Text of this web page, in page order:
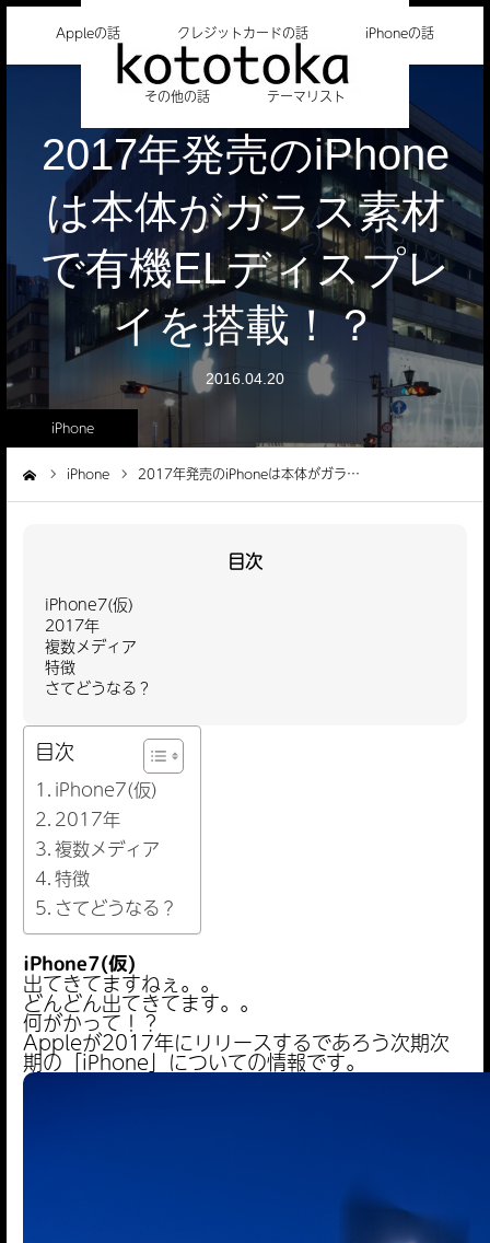
Appleの話 クレジットカードの話 iPhoneの話
その他の話 テーマリスト
2017年発売のiPhone
は本体がガラス素材
で有機ELディスプレ
イを搭載！？
2016.04.20
iPhone
iPhone 2017年発売のiPhoneは本体がガラ…
目次
iPhone7(仮)
2017年
複数メディア
特徴
さてどうなる？
目次
iPhone7(仮)
2017年
複数メディア
特徴
さてどうなる？
iPhone7(仮)
出てきてますねぇ。。
どんどん出てきてます。。
何がかって！？
Appleが2017年にリリースするであろう次期次
期の「iPhone」についての情報です。